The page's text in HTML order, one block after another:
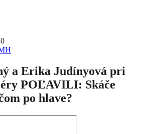
a Erika Judínyová pri
POĽAVILI: Skáče
po hlave?